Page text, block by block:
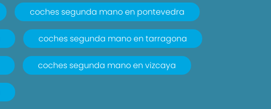
coches segunda mano en pontevedra
coches segunda mano en tarragona
coches segunda mano en vizcaya